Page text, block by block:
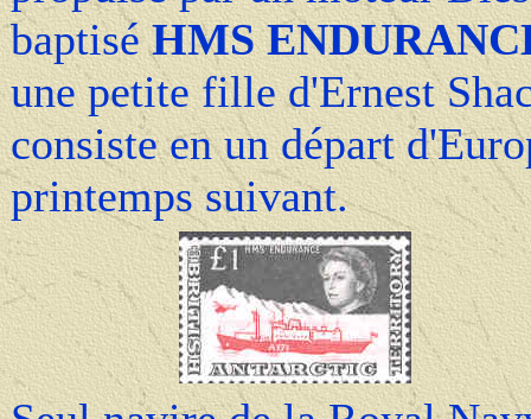
baptiséHMS
une petite fille d'Ernest
consiste en un départ
printemps suivant.